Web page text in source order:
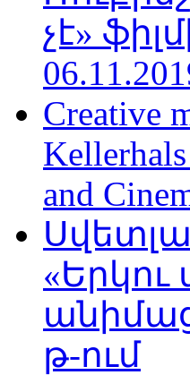
չէ»
Creative
and
«Երկու
թ-ում